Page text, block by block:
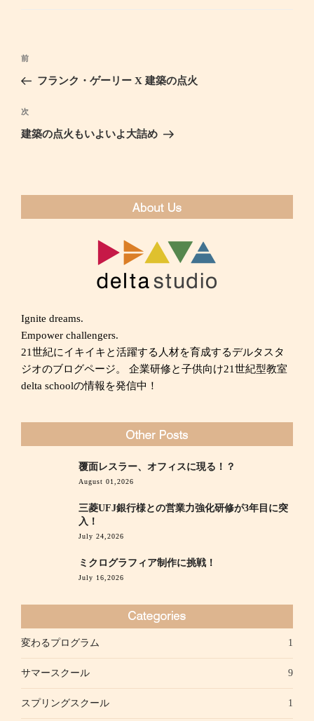
投
ビ
ゲ
ー
ン
過
去
投
稿
前
フランク・ゲーリー X 建築の点火
次
の
次
建築の点火もいよいよ大詰め
Ignite dreams.
Empower challengers.
21世紀にイキイキと活躍する人材を育成するデルタスタ
ジオのブログページ。 企業研修と子供向け21世紀型教室
delta schoolの情報を発信中！
覆面レスラー、オフィスに現る！？
August 01,2026
三菱UFJ銀行様との営業力強化研修が3年目に突
入！
July 24,2026
ミクログラフィア制作に挑戦！
July 16,2026
変わるプログラム 1
サマースクール 9
スプリングスクール 1